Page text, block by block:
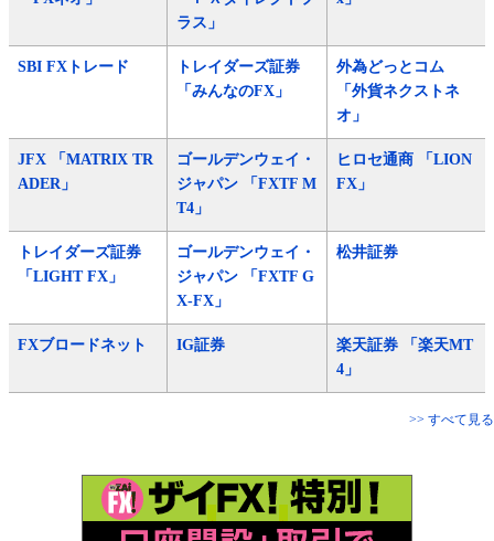
ラス」
SBI FXトレード
トレイダーズ証券
「みんなのFX」
外為どっとコム
「外貨ネクストネ
オ」
JFX 「MATRIX TR
ADER」
ゴールデンウェイ・
ジャパン 「FXTF M
T4」
ヒロセ通商 「LION
FX」
トレイダーズ証券
「LIGHT FX」
ゴールデンウェイ・
ジャパン 「FXTF G
X-FX」
松井証券
FXブロードネット IG証券
楽天証券 「楽天MT
4」
>> すべて見る